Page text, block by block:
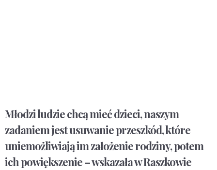
Młodzi ludzie chcą mieć dzieci, naszym
zadaniem jest usuwanie przeszkód, które
uniemożliwiają im założenie rodziny, potem
ich powiększenie – wskazała w Raszkowie